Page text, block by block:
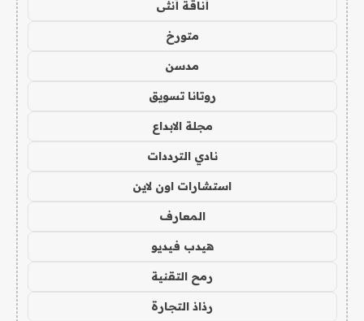
أناقة أنثى
متورخ
مدسن
روتانا تسويق
مجلة الابداع
نادي الترددات
استشارات اون لاين
المعارف
هيدب فيديو
رمح التقنية
رذاذ التجارة